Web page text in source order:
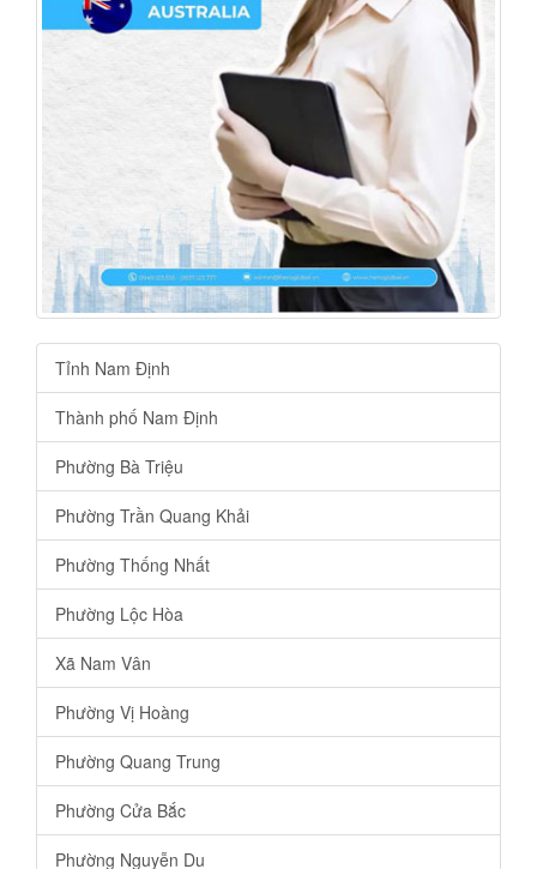
Tỉnh Nam Định
Thành phố Nam Định
Phường Bà Triệu
Phường Trần Quang Khải
Phường Thống Nhất
Phường Lộc Hòa
Xã Nam Vân
Phường Vị Hoàng
Phường Quang Trung
Phường Cửa Bắc
Phường Nguyễn Du